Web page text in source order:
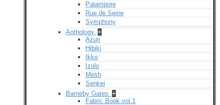
Palampore
Rue de Seine
Symphony
Anthology +
Azuri
Hibiki
Ikko
Izolo
Mesh
Senkei
Barneby Gates +
Fabric Book vol.1